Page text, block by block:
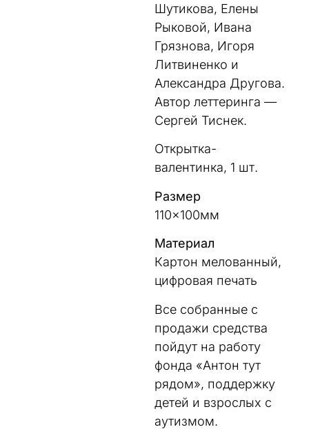
Шутикова, Елены
Рыковой, Ивана
Грязнова, Игоря
Литвиненко и
Александра Другова.
Автор леттеринга —
Сергей Тиснек.
Открытка-
валентинка, 1 шт.
Размер
110×100мм
Материал
Картон мелованный,
цифровая печать
Все собранные с
продажи средства
пойдут на работу
фонда «Антон тут
рядом», поддержку
детей и взрослых с
аутизмом.